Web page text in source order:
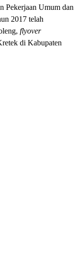
Pekerjaan Umum dan
2017 telah
flyover
di Kabupaten